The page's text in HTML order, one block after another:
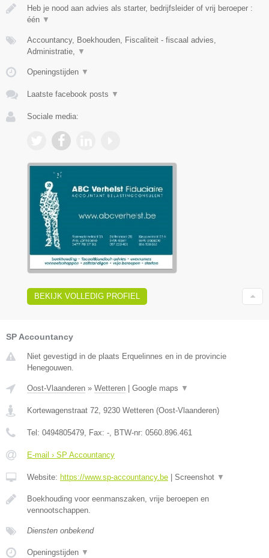
Heb je nood aan advies als starter, bedrijfsleider of vrij beroeper :
één ▼
Accountancy, Boekhouden, Fiscaliteit - fiscaal advies,
Administratie, ▼
Openingstijden ▼
Laatste facebook posts ▼
Sociale media:
BEKIJK VOLLEDIG PROFIEL
SP Accountancy
Niet gevestigd in de plaats Erquelinnes en in de provincie
Henegouwen.
Oost-Vlaanderen » Wetteren Google maps ▼
Kortewagenstraat 72 9230 Wetteren (Oost-Vlaanderen)
Tel: 0494805479 , Fax: - , BTW-nr: 0560.896.461
E-mail › SP Accountancy
Website: https://www.sp-accountancy.be Screenshot ▼
Boekhouding voor eenmanszaken, vrije beroepen en
vennootschappen.
Diensten onbekend
Openingstijden ▼